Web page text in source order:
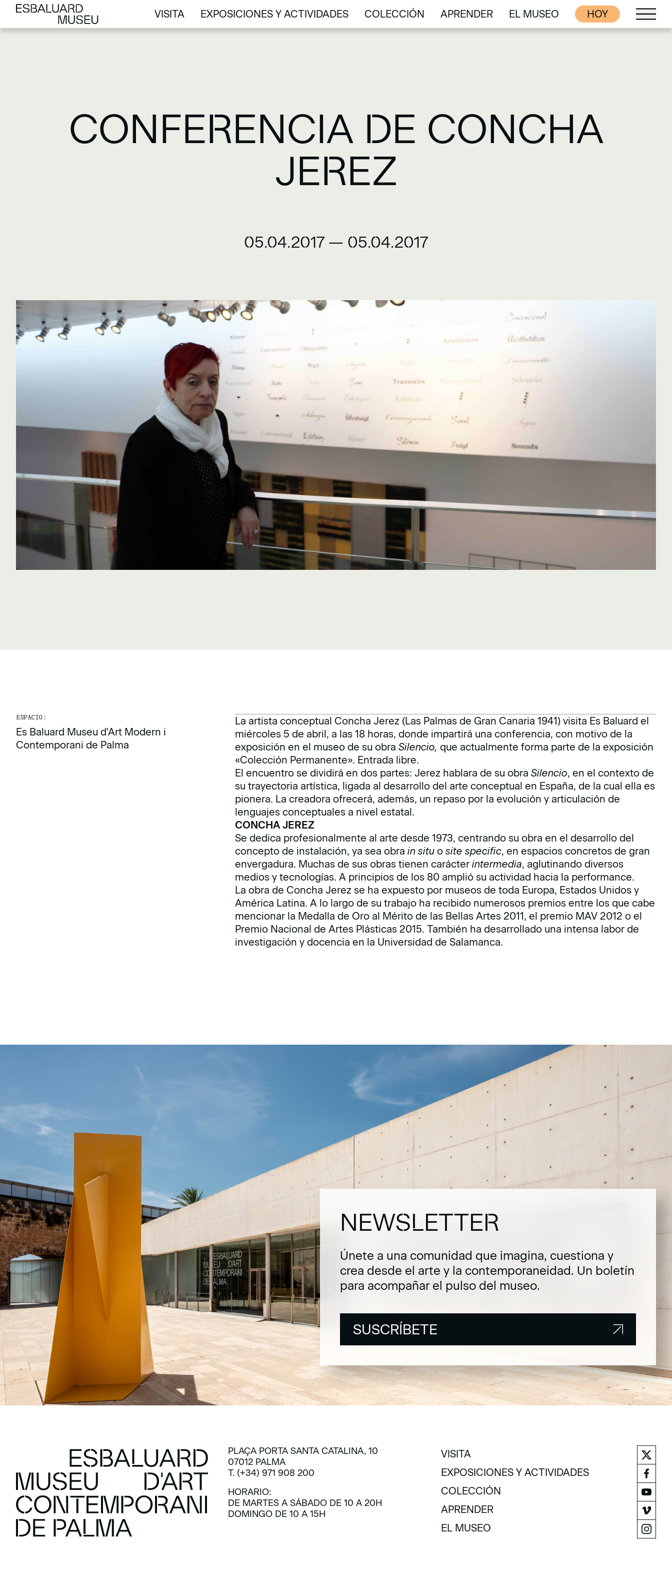
VISITA
VISITA
EXPOSICIONES Y ACTIVIDADES
EXPOSICIONES Y ACTIVIDADES
COLECCIÓN
COLECCIÓN
APRENDER
APRENDER
EL MUSEO
EL MUSEO
HOY
CONFERENCIA DE CONCHA
JEREZ
05.04.2017 — 05.04.2017
ESPACIO:
Es Baluard Museu d'Art Modern i
Contemporani de Palma
La artista conceptual Concha Jerez (Las Palmas de Gran Canaria 1941) visita Es Baluard el
miércoles 5 de abril, a las 18 horas, donde impartirá una conferencia, con motivo de la
exposición en el museo de su obraSilencio, que actualmente forma parte de la exposición
«Colección Permanente». Entrada libre.
El encuentro se dividirá en dos partes: Jerez hablara de su obraSilencio, en el contexto de
su trayectoria artística, ligada al desarrollo del arte conceptual en España, de la cual ella es
pionera. La creadora ofrecerá, además, un repaso por la evolución y articulación de
lenguajes conceptuales a nivel estatal.
CONCHA JEREZ
Se dedica profesionalmente al arte desde 1973, centrando su obra en el desarrollo del
concepto de instalación, ya sea obrain situ osite specific, en espacios concretos de gran
envergadura. Muchas de sus obras tienen carácterintermedia, aglutinando diversos
medios y tecnologías. A principios de los 80 amplió su actividad hacia la performance.
La obra de Concha Jerez se ha expuesto por museos de toda Europa, Estados Unidos y
América Latina. A lo largo de su trabajo ha recibido numerosos premios entre los que cabe
mencionar la Medalla de Oro al Mérito de las Bellas Artes 2011, el premio MAV 2012 o el
Premio Nacional de Artes Plásticas 2015. También ha desarrollado una intensa labor de
investigación y docencia en la Universidad de Salamanca.
NEWSLETTER
Únete a una comunidad que imagina, cuestiona y
crea desde el arte y la contemporaneidad. Un boletín
para acompañar el pulso del museo.
SUSCRÍBETE
PLAÇA PORTA SANTA CATALINA, 10
07012 PALMA
T. (+34) 971 908 200
HORARIO:
DE MARTES A SÁBADO DE 10 A 20H
DOMINGO DE 10 A 15H
VISITA
VISITA
EXPOSICIONES Y ACTIVIDADES
EXPOSICIONES Y ACTIVIDADES
COLECCIÓN
COLECCIÓN
APRENDER
APRENDER
EL MUSEO